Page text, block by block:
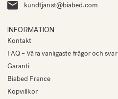
kundtjanst@biabed.com
INFORMATION
Kontakt
FAQ – Våra vanligaste frågor och svar
Garanti
Biabed France
Köpvillkor